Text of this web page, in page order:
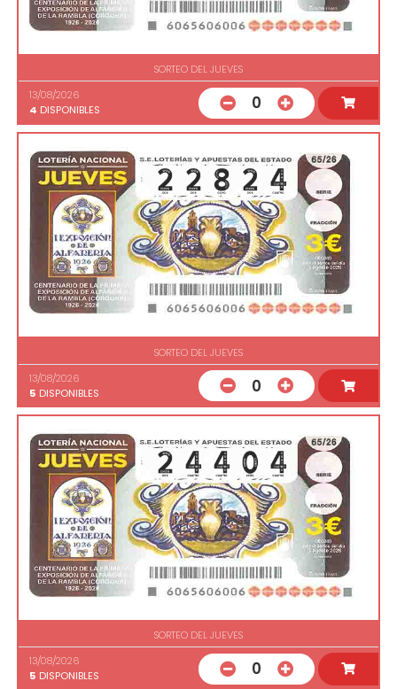
SORTEO DEL JUEVES
13/08/2026
4 DISPONIBLES 0
SORTEO DEL JUEVES
13/08/2026
5 DISPONIBLES 0
SORTEO DEL JUEVES
13/08/2026
5 DISPONIBLES 0